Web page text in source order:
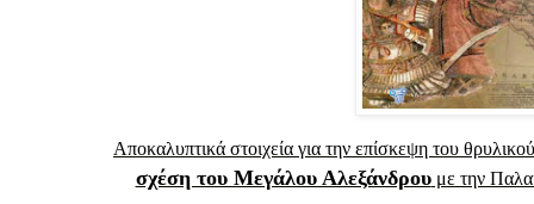
Αποκαλυπτικά στοιχεία για την επίσκεψη του
σχέση του Μεγάλου Αλεξάνδρουμε την